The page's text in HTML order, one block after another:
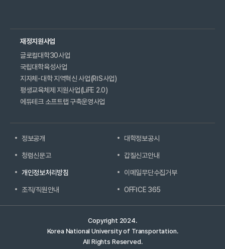
재정지원사업
글로컬대학30사업
국립대학육성사업
지자체-대학 지역혁신 사업(RIS사업)
평생교육체제 지원사업(LiFE 2.0)
에듀테크 소프트랩 구축운영사업
정보공개 대학정보공시
청렴신문고 갑질신고안내
개인정보처리방침 이메일무단수집거부
조직/직원안내 OFFICE 365
Copyright 2024.
Korea National University of Transportation.
All Rights Reserved.